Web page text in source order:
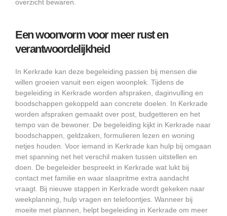
overzicht bewaren.
Een woonvorm voor meer rust en
verantwoordelijkheid
In Kerkrade kan deze begeleiding passen bij mensen die
willen groeien vanuit een eigen woonplek. Tijdens de
begeleiding in Kerkrade worden afspraken, daginvulling en
boodschappen gekoppeld aan concrete doelen. In Kerkrade
worden afspraken gemaakt over post, budgetteren en het
tempo van de bewoner. De begeleiding kijkt in Kerkrade naar
boodschappen, geldzaken, formulieren lezen en woning
netjes houden. Voor iemand in Kerkrade kan hulp bij omgaan
met spanning net het verschil maken tussen uitstellen en
doen. De begeleider bespreekt in Kerkrade wat lukt bij
contact met familie en waar slaapritme extra aandacht
vraagt. Bij nieuwe stappen in Kerkrade wordt gekeken naar
weekplanning, hulp vragen en telefoontjes. Wanneer bij
moeite met plannen, helpt begeleiding in Kerkrade om meer